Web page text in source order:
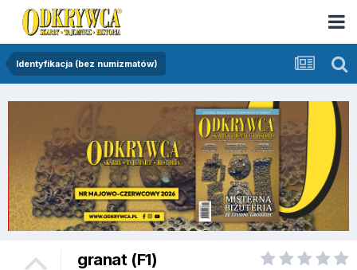
Identyfikacja (bez numizmatów)
granat (F1)